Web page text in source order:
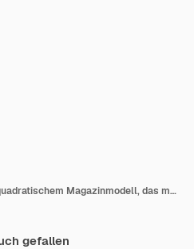
Schließen Sie oben auf quadratischem Magazinmodell, das mit Blick oben Engel lokalisiert wird
gefallen